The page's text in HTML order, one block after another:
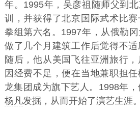
年。1995年，吴彦祖随师父到
训，并获得了北京国际武术比
拳组第六名。1997年，从俄勒
做了几个月建筑工作后觉得不适
随后，他从美国飞往亚洲旅行
因经费不足，便在当地兼职担
龙集团成为旗下艺人。1998年
杨凡发掘，从而开始了演艺生涯。